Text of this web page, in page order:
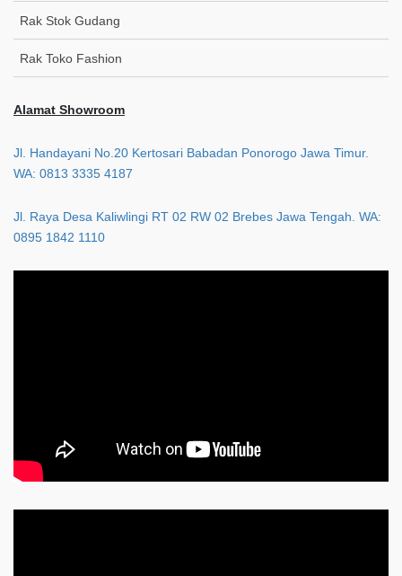
Rak Stok Gudang
Rak Toko Fashion
Alamat Showroom
Jl. Handayani No.20 Kertosari Babadan Ponorogo Jawa Timur.
WA: 0813 3335 4187
Jl. Raya Desa Kaliwlingi RT 02 RW 02 Brebes Jawa Tengah. WA:
0895 1842 1110